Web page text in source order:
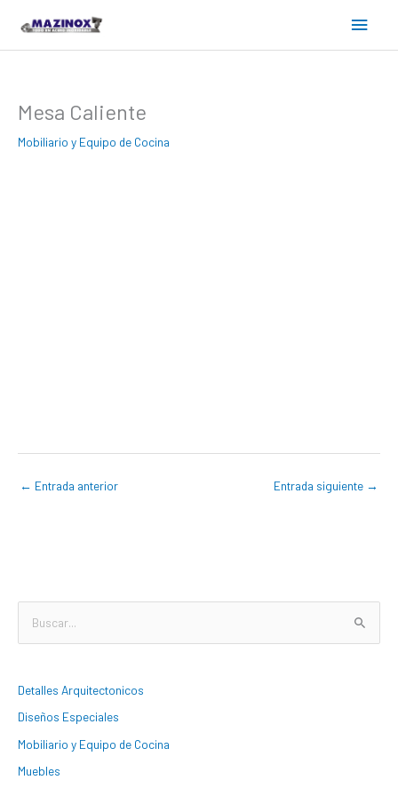
contenido
Menú
c
a
r
:
Detalles Arquitectonicos
Diseños Especiales
Mobiliario y Equipo de Cocina
Muebles
Mesa Caliente
Mobiliario y Equipo de Cocina
← Entrada anterior Entrada siguiente →